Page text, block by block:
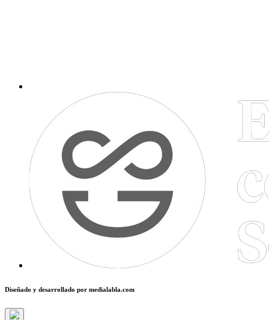
Diseñado y desarrollado por medialabla.com